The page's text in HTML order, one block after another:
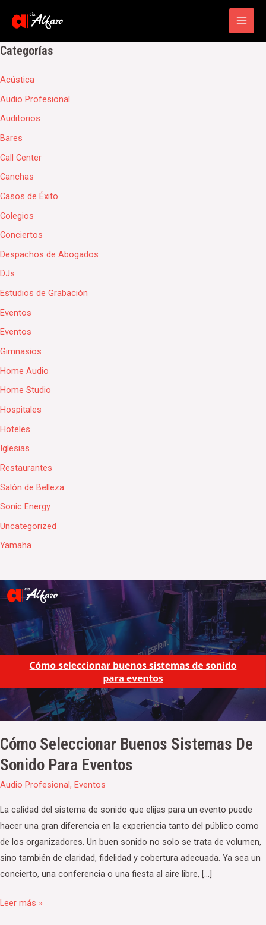
Main
Categorías
Acústica
Audio Profesional
Auditorios
Bares
Call Center
Canchas
Casos de Éxito
Colegios
Conciertos
Despachos de Abogados
DJs
Estudios de Grabación
Eventos
Eventos
Gimnasios
Home Audio
Home Studio
Hospitales
Hoteles
Iglesias
Restaurantes
Salón de Belleza
Sonic Energy
Uncategorized
Yamaha
Cómo Seleccionar Buenos Sistemas De
Sonido Para Eventos
Audio Profesional, Eventos
La calidad del sistema de sonido que elijas para un evento puede
hacer una gran diferencia en la experiencia tanto del público como
de los organizadores. Un buen sonido no solo se trata de volumen,
sino también de claridad, fidelidad y cobertura adecuada. Ya sea un
concierto, una conferencia o una fiesta al aire libre, […]
Cómo
seleccionar
buenos
sistemas
eventos
Leer más »
de